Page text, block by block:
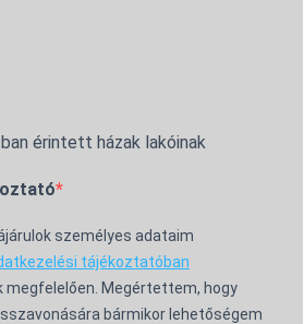
érintett házak lakóinak
személyes adataim
tájékoztatóban
Megértettem, hogy
bármikor lehetőségem